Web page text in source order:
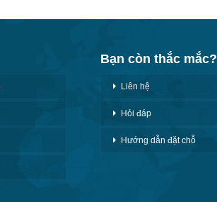
Bạn còn thắc mắc?
Liên hệ
Hỏi đáp
Hướng dẫn đặt chỗ